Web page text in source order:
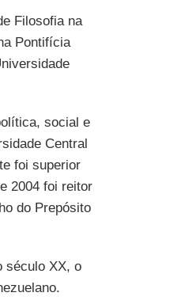
Filosofia na
Pontifícia
social e
Central
foi superior
2004 foi reitor
do Prepósito
século XX, o